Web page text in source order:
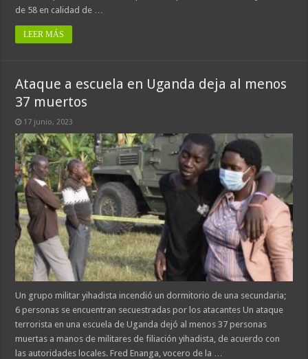
de 58 en calidad de …
LEER MÁS
Ataque a escuela en Uganda deja al menos
37 muertos
17 junio, 2023
Un grupo militar yihadista incendió un dormitorio de una secundaria;
6 personas se encuentran secuestradas por los atacantes Un ataque
terrorista en una escuela de Uganda dejó al menos 37 personas
muertas a manos de militares de filiación yihadista, de acuerdo con
las autoridades locales. Fred Enanga, vocero de la …